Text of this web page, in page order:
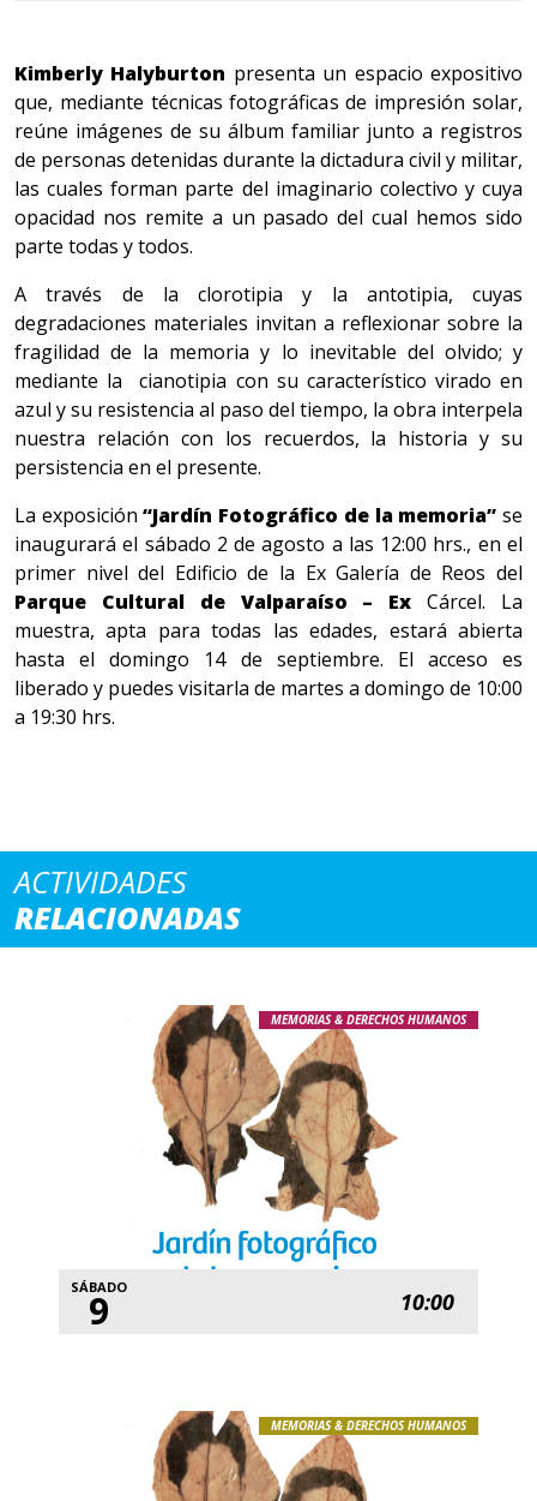
Kimberly Halyburton presenta un espacio expositivo
que, mediante técnicas fotográficas de impresión solar,
reúne imágenes de su álbum familiar junto a registros
de personas detenidas durante la dictadura civil y militar,
las cuales forman parte del imaginario colectivo y cuya
opacidad nos remite a un pasado del cual hemos sido
parte todas y todos.
A través de la
clorotipia y la antotipia, cuyas
degradaciones materiales invitan a reflexionar sobre la
fragilidad de la memoria y lo inevitable del olvido; y
mediante la cianotipia con su característico virado en
azul y su resistencia al paso del tiempo, la obra interpela
nuestra relación con los recuerdos, la historia y su
persistencia en el presente.
La exposición“Jardín Fotográfico de la memoria” se
inaugurará el sábado 2 de agosto a las 12:00 hrs., en el
primer nivel del Edificio de la Ex Galería de Reos del
Parque Cultural de Valparaíso – Ex Cárcel. La
muestra, apta para todas las edades, estará abierta
hasta el domingo 14 de septiembre. El acceso es
liberado y puedes visitarla de martes a domingo de 10:00
a 19:30 hrs.
ACTIVIDADES
RELACIONADAS
MEMORIAS & DERECHOS HUMANOS
SÁBADO
9 10:00
MEMORIAS & DERECHOS HUMANOS